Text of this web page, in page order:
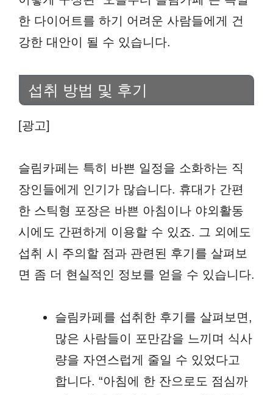
한 다이어트를 하기 어려운 사람들에게 건
강한 대안이 될 수 있습니다.
섭취 방법 및 후기
[광고]
슬림카페는 특히 바쁜 일정을 소화하는 직
장인들에게 인기가 많습니다. 휴대가 간편
한 스틱형 포장은 바쁜 아침이나 야외활동
시에도 간편하게 이용할 수 있죠. 그 외에도
섭취 시 주의할 점과 관련된 후기를 살펴보
면 좀 더 현실적인 정보를 얻을 수 있습니다.
슬림카페를 섭취한 후기를 살펴보면,
많은 사람들이 포만감을 느끼며 식사
량을 자연스럽게 줄일 수 있었다고
합니다. “아침에 한 잔으로도 점심까